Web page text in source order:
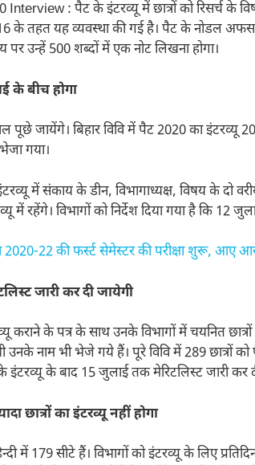
: पैट के इंटरव्यू में छात्रों को रिसर्च के
तहत यह व्यवस्था की गई है। पैट के नोडल अफसर
पर उन्हें 500 शब्दों में एक नोट लिखना होगा।
के बीच होगा
पूछे जायेंगे। बिहार विवि में पैट 2020 का इंटरव्यू
गया।
में संकाय के डीन, विभागाध्यक्ष, विषय के दो
में रहेंगे। विभागों को निर्देश दिया गया है कि
2020-22 की फर्स्ट सेमेस्टर की परीक्षा शुरू, आए
जारी कर दी जायेगी
कराने के पत्र के साथ उनके विभागों में चयनित
उनके नाम भी भेजे गये हैं। पूरे विवि में 289 छात्रों
इंटरव्यू के बाद 15 जुलाई तक मेरिटलिस्ट जारी कर
छात्रों का इंटरव्यू नहीं होगा
में 179 सीटे हैं। विभागों को इंटरव्यू के लिए